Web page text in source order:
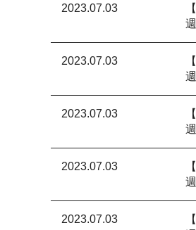
2023.07.03
2023.07.03
2023.07.03
2023.07.03
2023.07.03